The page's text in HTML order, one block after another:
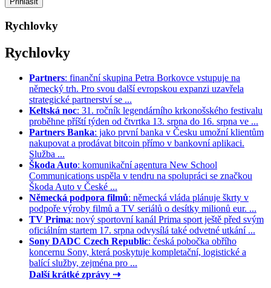
Rychlovky
Rychlovky
Partners: finanční skupina Petra Borkovce vstupuje na
německý trh. Pro svou další evropskou expanzi uzavřela
strategické partnerství se ...
Keltská noc: 31. ročník legendárního krkonošského festivalu
proběhne příští týden od čtvrtka 13. srpna do 16. srpna ve ...
Partners Banka: jako první banka v Česku umožní klientům
nakupovat a prodávat bitcoin přímo v bankovní aplikaci.
Služba ...
Škoda Auto: komunikační agentura New School
Communications uspěla v tendru na spolupráci se značkou
Škoda Auto v České ...
Německá podpora filmů: německá vláda plánuje škrty v
podpoře výroby filmů a TV seriálů o desítky milionů eur. ...
TV Prima: nový sportovní kanál Prima sport ještě před svým
oficiálním startem 17. srpna odvysílá také odvetné utkání ...
Sony DADC Czech Republic: česká pobočka obřího
koncernu Sony, která poskytuje kompletační, logistické a
balící služby, zejména pro ...
Další krátké zprávy ⇢